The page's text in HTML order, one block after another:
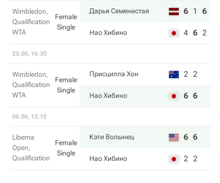
Wimbledon,
Qualification
WTA
Female
Single
Дарья Семенистая 6 1 6
Нао Хибино 4 6 2
23.06, 16:30
Wimbledon,
Qualification
WTA
Female
Single
Присцилла Хон 2 2
Нао Хибино 6 6
06.06, 12:10
Libema
Open,
Qualification
Female
Single
Кэти Волынец 6 6
Нао Хибино 2 2